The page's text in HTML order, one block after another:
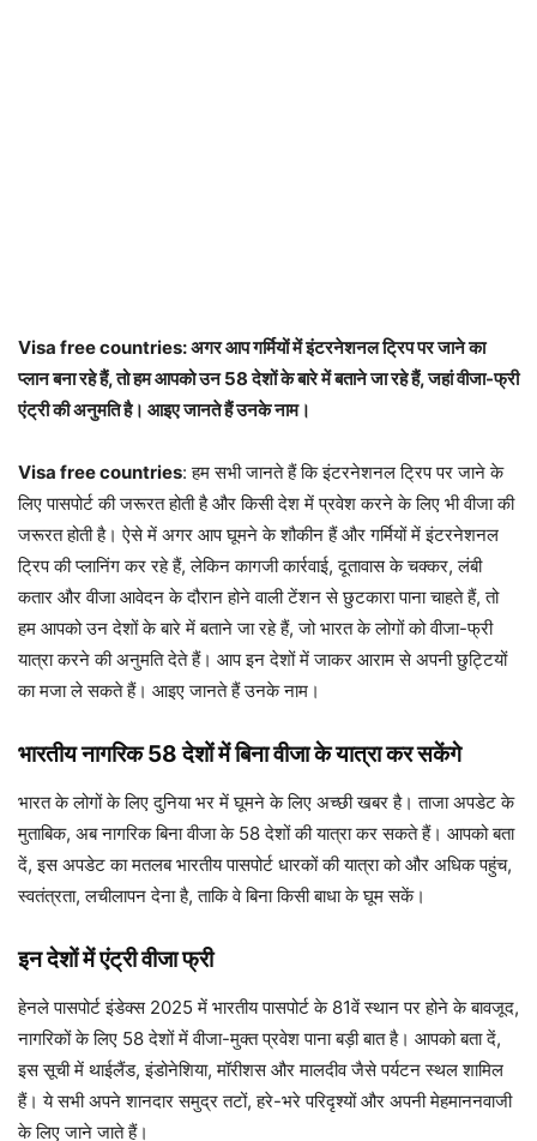
Visa free countries: अगर आप गर्मियों में इंटरनेशनल ट्रिप पर जाने का
प्लान बना रहे हैं, तो हम आपको उन 58 देशों के बारे में बताने जा रहे हैं, जहां वीजा-फ्री
एंट्री की अनुमति है। आइए जानते हैं उनके नाम।
Visa free countries: हम सभी जानते हैं कि इंटरनेशनल ट्रिप पर जाने के
लिए पासपोर्ट की जरूरत होती है और किसी देश में प्रवेश करने के लिए भी वीजा की
जरूरत होती है। ऐसे में अगर आप घूमने के शौकीन हैं और गर्मियों में इंटरनेशनल
ट्रिप की प्लानिंग कर रहे हैं, लेकिन कागजी कार्रवाई, दूतावास के चक्कर, लंबी
कतार और वीजा आवेदन के दौरान होने वाली टेंशन से छुटकारा पाना चाहते हैं, तो
हम आपको उन देशों के बारे में बताने जा रहे हैं, जो भारत के लोगों को वीजा-फ्री
यात्रा करने की अनुमति देते हैं। आप इन देशों में जाकर आराम से अपनी छुट्टियों
का मजा ले सकते हैं। आइए जानते हैं उनके नाम।
भारतीय नागरिक 58 देशों में बिना वीजा के यात्रा कर सकेंगे
भारत के लोगों के लिए दुनिया भर में घूमने के लिए अच्छी खबर है। ताजा अपडेट के
मुताबिक, अब नागरिक बिना वीजा के 58 देशों की यात्रा कर सकते हैं। आपको बता
दें, इस अपडेट का मतलब भारतीय पासपोर्ट धारकों की यात्रा को और अधिक पहुंच,
स्वतंत्रता, लचीलापन देना है, ताकि वे बिना किसी बाधा के घूम सकें।
इन देशों में एंट्री वीजा फ्री
हेनले पासपोर्ट इंडेक्स 2025 में भारतीय पासपोर्ट के 81वें स्थान पर होने के बावजूद,
नागरिकों के लिए 58 देशों में वीजा-मुक्त प्रवेश पाना बड़ी बात है। आपको बता दें,
इस सूची में थाईलैंड, इंडोनेशिया, मॉरीशस और मालदीव जैसे पर्यटन स्थल शामिल
हैं। ये सभी अपने शानदार समुद्र तटों, हरे-भरे परिदृश्यों और अपनी मेहमाननवाजी
के लिए जाने जाते हैं।